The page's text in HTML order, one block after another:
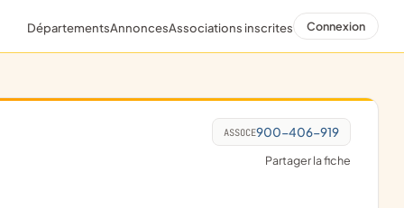
DépartementsAnnoncesAssociations inscrites Connexion
ASSOCE900-406-919
Partager la fiche